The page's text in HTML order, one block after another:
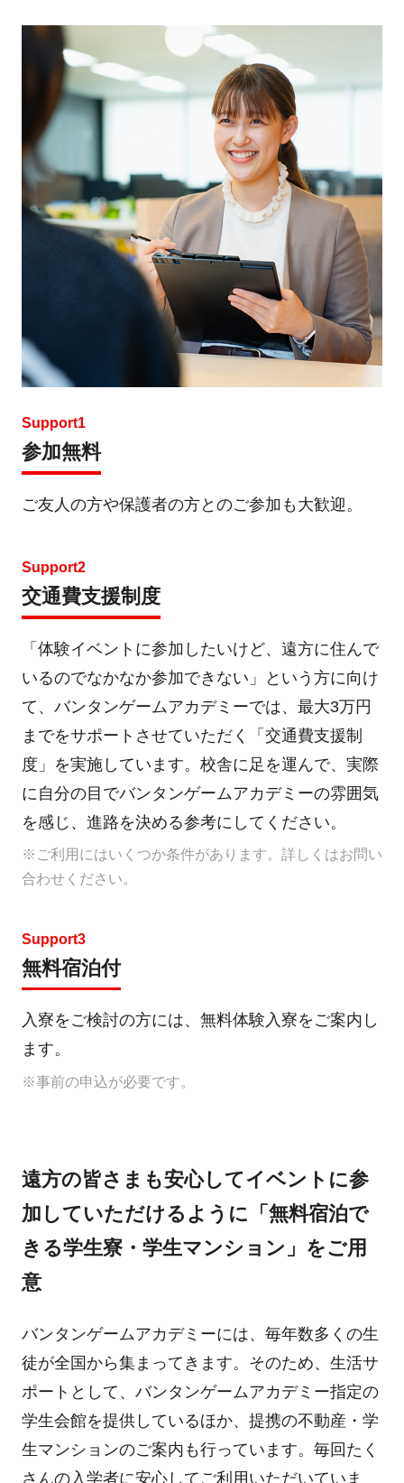
Support1
参加無料
ご友人の方や保護者の方とのご参加も大歓迎。
Support2
交通費支援制度
「体験イベントに参加したいけど、遠方に住んで
いるのでなかなか参加できない」という方に向け
て、バンタンゲームアカデミーでは、最大3万円
までをサポートさせていただく「交通費支援制
度」を実施しています。校舎に足を運んで、実際
に自分の目でバンタンゲームアカデミーの雰囲気
を感じ、進路を決める参考にしてください。
※ご利用にはいくつか条件があります。詳しくはお問い
合わせください。
Support3
無料宿泊付
入寮をご検討の方には、無料体験入寮をご案内し
ます。
※事前の申込が必要です。
遠方の皆さまも安心してイベントに参
加していただけるように「無料宿泊で
きる学生寮・学生マンション」をご用
意
バンタンゲームアカデミーには、毎年数多くの生
徒が全国から集まってきます。そのため、生活サ
ポートとして、バンタンゲームアカデミー指定の
学生会館を提供しているほか、提携の不動産・学
生マンションのご案内も行っています。毎回たく
さんの入学者に安心してご利用いただいていま